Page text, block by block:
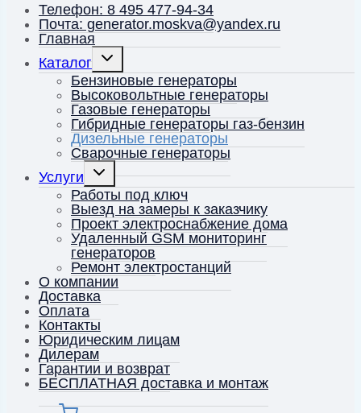
Телефон: 8 495 477-94-34
Почта: generator.moskva@yandex.ru
Главная
Каталог
Переключить
дочернее
меню
Бензиновые генераторы
Высоковольтные генераторы
Газовые генераторы
Гибридные генераторы газ-бензин
Дизельные генераторы
Сварочные генераторы
Услуги
Переключить
дочернее
меню
Работы под ключ
Выезд на замеры к заказчику
Проект электроснабжение дома
Удаленный GSM мониторинг
генераторов
Ремонт электростанций
О компании
Доставка
Оплата
Контакты
Юридическим лицам
Дилерам
Гарантии и возврат
БЕСПЛАТНАЯ доставка и монтаж